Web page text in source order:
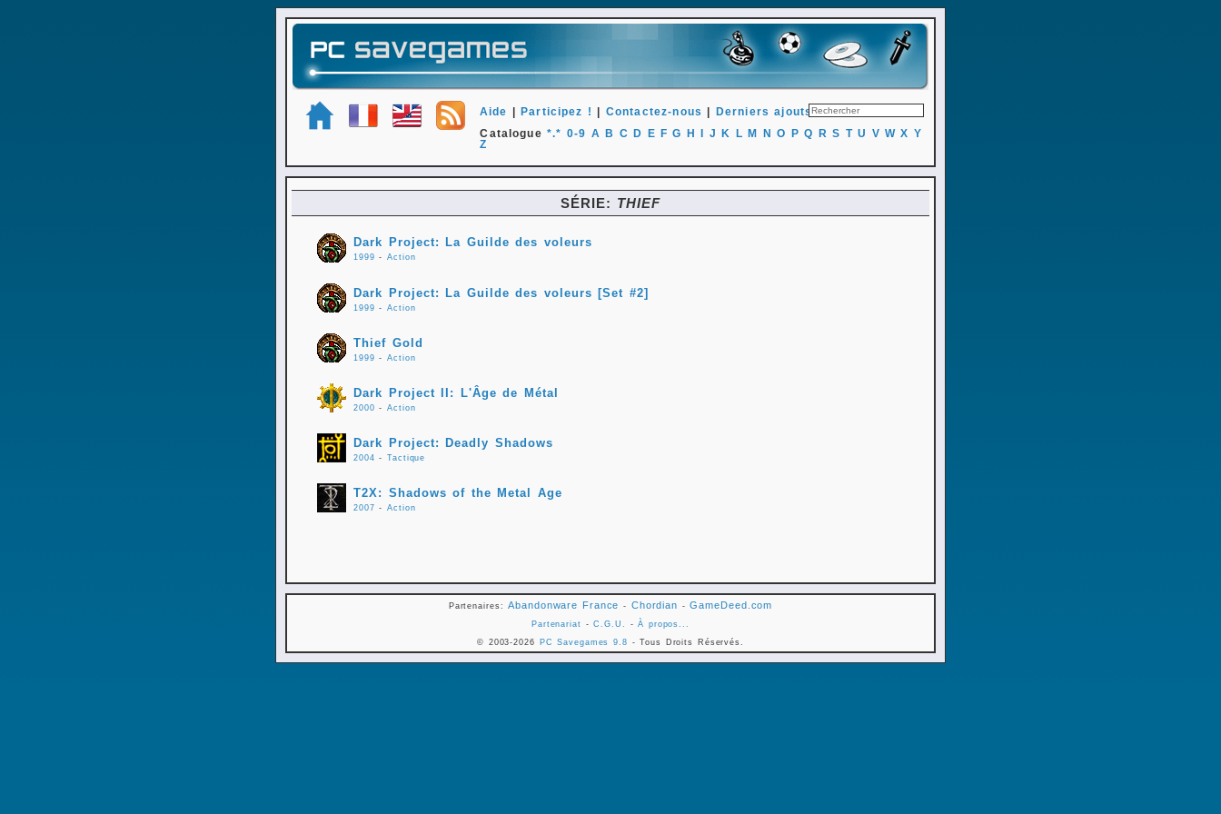
Aide Participez ! Contactez-nous Derniers ajouts
Catalogue*.* 0-9 A B C D E F G H J K L M N O P Q R S T U V W X
Y
Z
SÉRIE: THIEF
Dark Project: La Guilde des voleurs
1999 -Action
Dark Project: La Guilde des voleurs [Set #2]
1999 -Action
Thief Gold
1999 -Action
Dark Project II: L'Âge de Métal
2000 -Action
Dark Project: Deadly Shadows
2004 -Tactique
T2X: Shadows of the Metal Age
2007 -Action
Partenaires:Abandonware France - Chordian -GameDeed.com
Partenariat -C.G.U. -À propos...
© 2003-2026
PC Savegames 9.8 - Tous Droits Réservés.